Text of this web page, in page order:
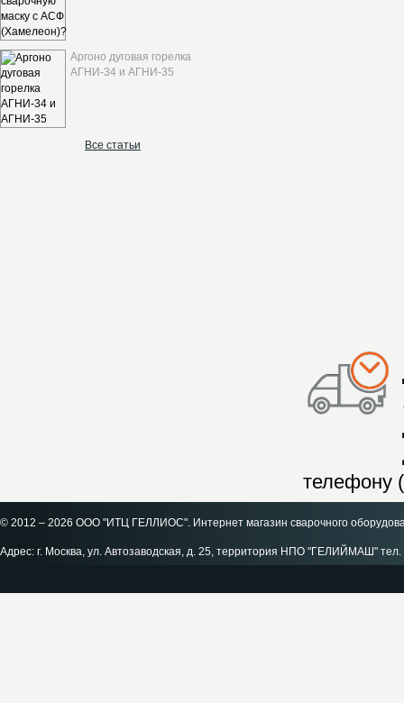
Аргоно дуговая горелка
АГНИ-34 и АГНИ-35
Все статьи
телефону
© 2012 – 2026 ООО "ИТЦ ГЕЛЛИОС". Интернет магазин сварочного
Адрес: г. Москва, ул. Автозаводская, д. 25, территория НПО "ГЕЛИЙМАШ"